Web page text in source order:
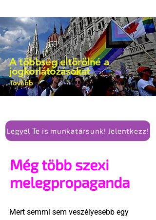
A többség eltörölné a
jogkorlátozásokat
Tovább
Legyél Te is munkatársunk! Jelentkezz!
Még több szexi
melegpropaganda
Mert semmi sem veszélyesebb egy